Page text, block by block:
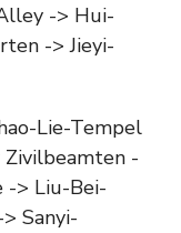
-> Hui-
-> Jieyi-
Lie-Tempel
-
-> Liu-Bei-
Sanyi-